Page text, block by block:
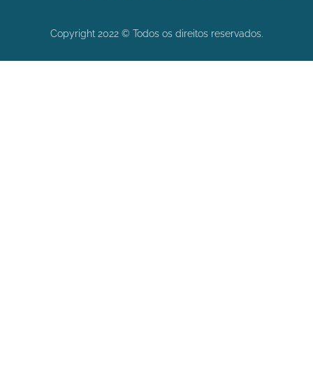
Copyright 2022 © Todos os direitos reservados.